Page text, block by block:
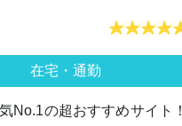
在宅・通勤
No.1の超おすすめサイト！